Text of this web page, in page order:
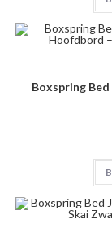
Boxspring